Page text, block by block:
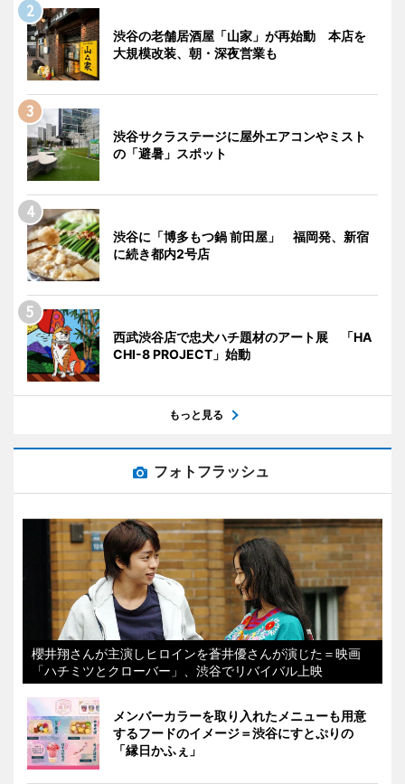
渋谷の老舗居酒屋「山家」が再始動 本店を
大規模改装、朝・深夜営業も
渋谷サクラステージに屋外エアコンやミスト
の「避暑」スポット
渋谷に「博多もつ鍋 前田屋」 福岡発、新宿
に続き都内2号店
西武渋谷店で忠犬ハチ題材のアート展 「HA
CHI-8 PROJECT」始動
もっと見る
フォトフラッシュ
櫻井翔さんが主演しヒロインを蒼井優さんが演じた＝映画
「ハチミツとクローバー」、渋谷でリバイバル上映
メンバーカラーを取り入れたメニューも用意
するフードのイメージ＝渋谷にすとぷりの
「縁日かふぇ」